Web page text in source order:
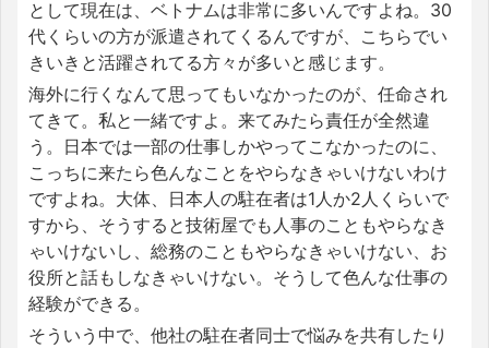
として現在は、ベトナムは非常に多いんですよね。30
代くらいの方が派遣されてくるんですが、こちらでい
きいきと活躍されてる方々が多いと感じます。
海外に行くなんて思ってもいなかったのが、任命され
てきて。私と一緒ですよ。来てみたら責任が全然違
う。日本では一部の仕事しかやってこなかったのに、
こっちに来たら色んなことをやらなきゃいけないわけ
ですよね。大体、日本人の駐在者は1人か2人くらいで
すから、そうすると技術屋でも人事のこともやらなき
ゃいけないし、総務のこともやらなきゃいけない、お
役所と話もしなきゃいけない。そうして色んな仕事の
経験ができる。
そういう中で、他社の駐在者同士で悩みを共有したり